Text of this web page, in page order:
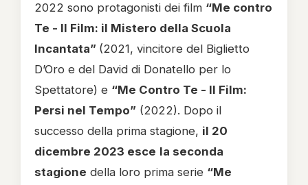
2022 sono protagonisti dei film “Me contro
Te - Il Film: il Mistero della Scuola
Incantata” (2021, vincitore del Biglietto
D’Oro e del David di Donatello per lo
Spettatore) e “Me Contro Te - Il Film:
Persi nel Tempo” (2022). Dopo il
successo della prima stagione, il 20
dicembre 2023 esce la seconda
stagione della loro prima serie “Me